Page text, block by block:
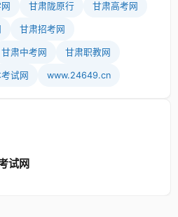
甘肃陇原行 甘肃高考网
甘肃招考网
甘肃中考网 甘肃职教网
试网 www.24649.cn
试网